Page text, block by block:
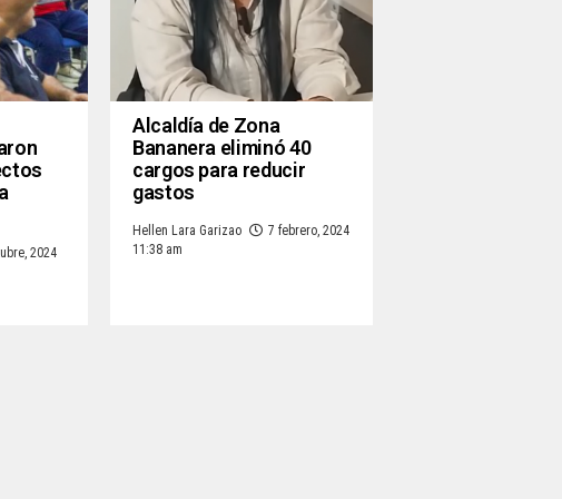
2024
Alcaldía de Zona
Bananera eliminó 40
cargos para reducir
gastos
Hellen Lara Garizao
7 febrero, 2024
11:38 am